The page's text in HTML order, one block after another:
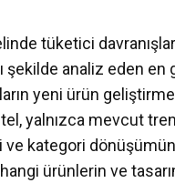
tüketici
şekilde analiz eden
yeni ürün
yalnızca mevcut
kategori
ürünlerin ve